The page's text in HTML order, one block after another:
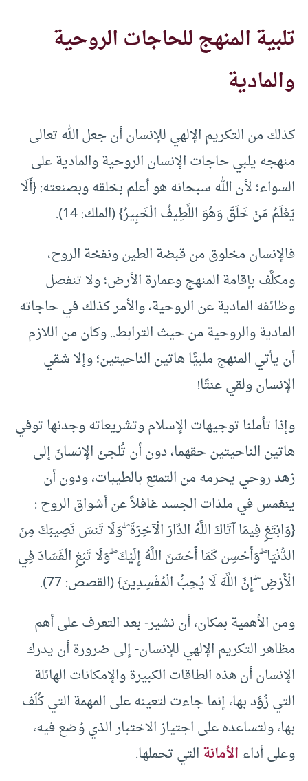
تلبية المنهج للحاجات الروحية
والمادية
كذلك من التكريم الإلهي للإنسان أن جعل الله تعالى
منهجه يلبي حاجات الإنسان الروحية والمادية على
السواء؛ لأن الله سبحانه هو أعلم بخلقه وبصنعته: {أَلَا
يَعْلَمُ مَنْ خَلَقَ وَهُوَ اللَّطِيفُ الْخَبِيرُ} (الملك: 14).
فالإنسان مخلوق من قبضة الطين ونفخة الروح،
ومكلَّف بإقامة المنهج وعمارة الأرض؛ ولا تنفصل
وظائفه المادية عن الروحية، والأمر كذلك في حاجاته
المادية والروحية من حيث الترابط.. وكان من اللازم
أن يأتي المنهج ملبيًّا هاتين الناحيتين؛ وإلا شقي
الإنسان ولقي عنتًا!
وإذا تأملنا توجيهات الإسلام وتشريعاته وجدنها توفي
هاتين الناحيتين حقهما، دون أن تُلجئ الإنسانَ إلى
زهد روحي يحرمه من التمتع بالطيبات، ودون أن
ينغمس في ملذات الجسد غافلاً عن أشواق الروح :
{وَابْتَغِ فِيمَا آتَاكَ اللَّهُ الدَّارَ الْآخِرَةَ ۖ وَلَا تَنسَ نَصِيبَكَ مِنَ
الدُّنْيَا ۖ وَأَحْسِن كَمَا أَحْسَنَ اللَّهُ إِلَيْكَ ۖ وَلَا تَبْغِ الْفَسَادَ فِي
الْأَرْضِ ۖ إِنَّ اللَّهَ لَا يُحِبُّ الْمُفْسِدِينَ} (القصص: 77).
ومن الأهمية بمكان، أن نشير- بعد التعرف على أهم
مظاهر التكريم الإلهي للإنسان- إلى ضرورة أن يدرك
الإنسان أن هذه الطاقات الكبيرة والإمكانات الهائلة
التي زُوِّد بها، إنما جاءت لتعينه على المهمة التي كُلّف
بها، ولتساعده على اجتياز الاختبار الذي وُضع فيه،
وعلى أداءالأمانةالتي تحملها.